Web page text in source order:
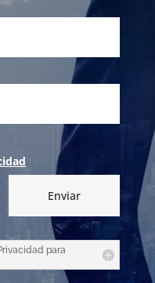
Enviar
para